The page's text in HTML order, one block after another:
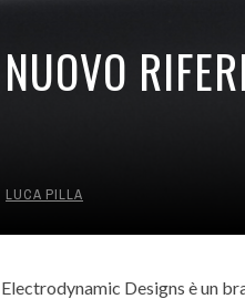
LUCA PILLA
Designs è un